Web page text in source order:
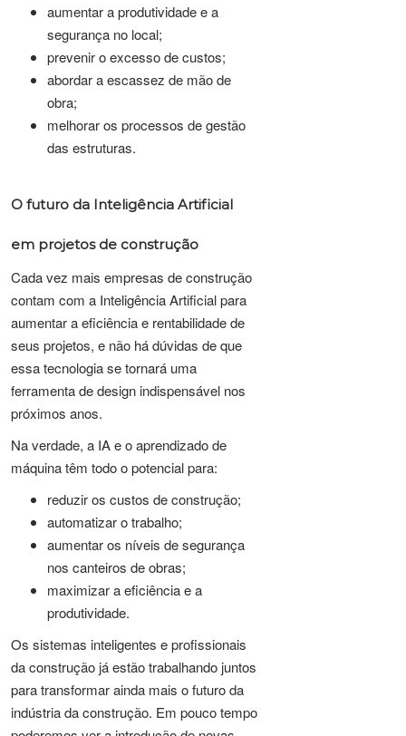
aumentar a produtividade e a
segurança no local;
prevenir o excesso de custos;
abordar a escassez de mão de
obra;
melhorar os processos de gestão
das estruturas.
O futuro da Inteligência Artificial
em projetos de construção
Cada vez mais empresas de construção
contam com a Inteligência Artificial para
aumentar a eficiência e rentabilidade de
seus projetos, e não há dúvidas de que
essa tecnologia se tornará uma
ferramenta de design indispensável nos
próximos anos.
Na verdade, a IA e o aprendizado de
máquina têm todo o potencial para:
reduzir os custos de construção;
automatizar o trabalho;
aumentar os níveis de segurança
nos canteiros de obras;
maximizar a eficiência e a
produtividade.
Os sistemas inteligentes e profissionais
da construção já estão trabalhando juntos
para transformar ainda mais o futuro da
indústria da construção. Em pouco tempo